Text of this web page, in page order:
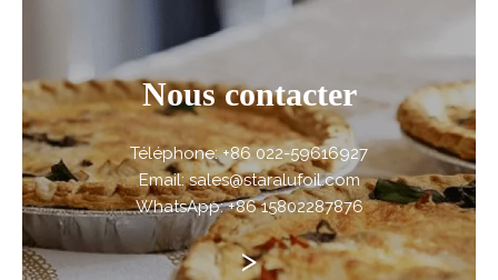
Nous contacter
Téléphone: +86 022-59616927
Email: sales@staralufoil.com
WhatsApp: +86 15802287876
>